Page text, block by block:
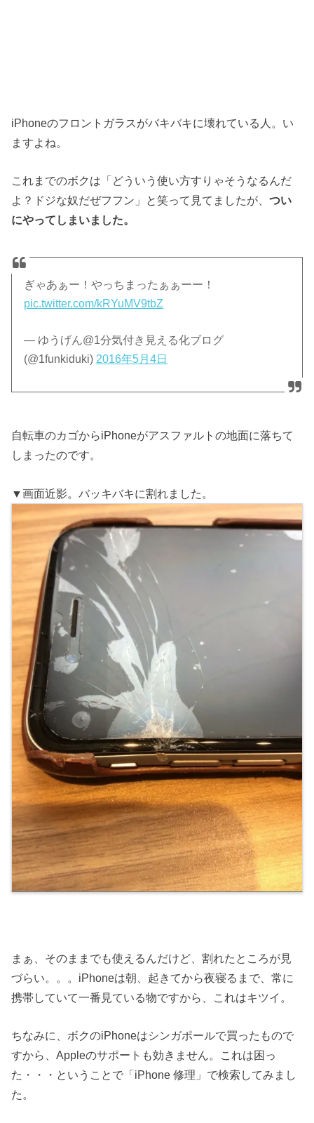
iPhoneのフロントガラスがバキバキに壊れている人。い
ますよね。
これまでのボクは「どういう使い方すりゃそうなるんだ
よ？ドジな奴だぜフフン」と笑って見てましたが、つい
にやってしまいました。
ぎゃあぁー！やっちまったぁぁーー！
pic.twitter.com/kRYuMV9tbZ
— ゆうげん@1分気付き見える化ブログ
(@1funkiduki) 2016年5月4日
自転車のカゴからiPhoneがアスファルトの地面に落ちて
しまったのです。
▼画面近影。バッキバキに割れました。
まぁ、そのままでも使えるんだけど、割れたところが見
づらい。。。iPhoneは朝、起きてから夜寝るまで、常に
携帯していて一番見ている物ですから、これはキツイ。
ちなみに、ボクのiPhoneはシンガポールで買ったもので
すから、Appleのサポートも効きません。これは困っ
た・・・ということで「iPhone 修理」で検索してみまし
た。